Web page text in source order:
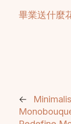
畢業送什麼
←